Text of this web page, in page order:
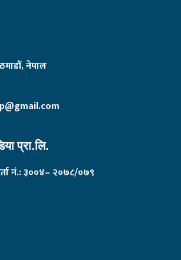
नेपाल
प्रा.लि.
नं.: ३००४– २०७८/०७९